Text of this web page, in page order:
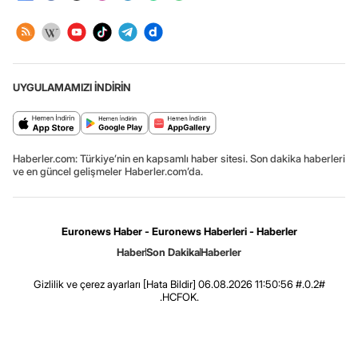
UYGULAMAMIZI İNDİRİN
Haberler.com: Türkiye’nin en kapsamlı haber sitesi. Son dakika haberleri
ve en güncel gelişmeler Haberler.com’da.
Euronews Haber - Euronews Haberleri - Haberler
HaberSon DakikaHaberler
Gizlilik ve çerez ayarları [Hata Bildir] 06.08.2026 11:50:56 #.0.2#
.HCFOK.